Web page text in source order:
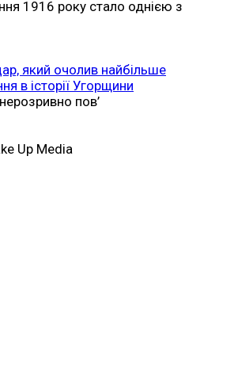
1916 року стало однією з
який очолив найбільше
в історії Угорщини
пов’
Up Media